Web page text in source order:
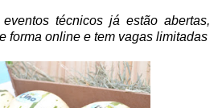
técnicos já estão abertas,
forma online e tem vagas limitadas